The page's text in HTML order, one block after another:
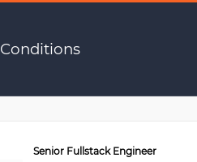
Conditions
Senior Fullstack Engineer